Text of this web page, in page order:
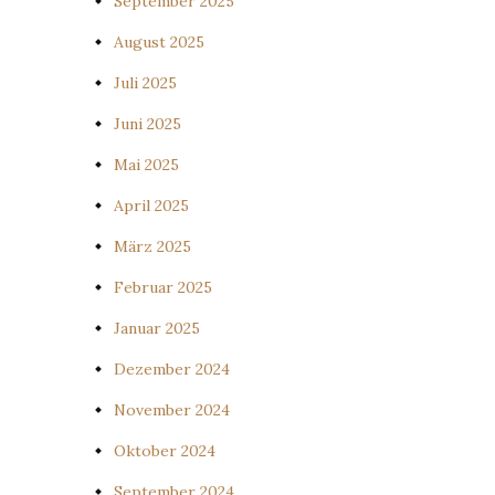
August 2025
Juli 2025
Juni 2025
Mai 2025
April 2025
März 2025
Februar 2025
Januar 2025
Dezember 2024
November 2024
Oktober 2024